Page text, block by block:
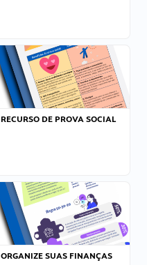
RECURSO DE PROVA SOCIAL
ORGANIZE SUAS FINANÇAS